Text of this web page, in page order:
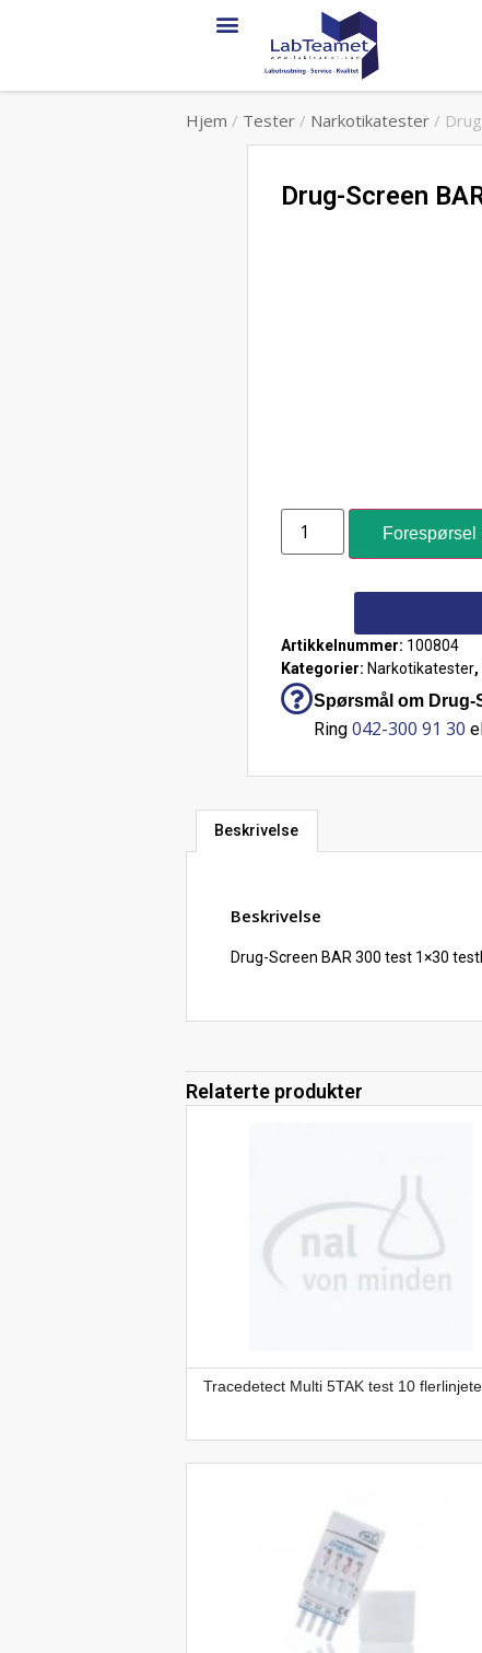
Hjem / Tester / Narkotikatester /
Drug-Screen
Forespørsel
Artikkelnummer: 100804
Kategorier: Narkotikatester,
Spørsmål om Drug-
Ring 042-300 91 30
Beskrivelse
Beskrivelse
Drug-Screen BAR 300 test 1×30
Relaterte produkter
Tracedetect Multi 5TAK test 10